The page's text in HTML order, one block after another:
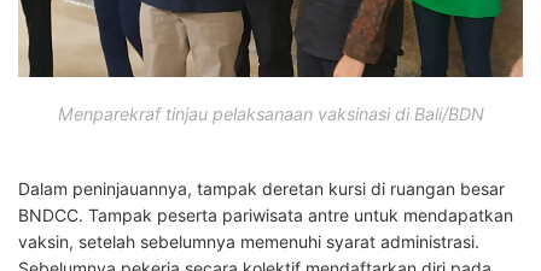
Menparekraf tinjau pelaksanaan vaksinasi di Bali/BDN
Dalam peninjauannya, tampak deretan kursi di ruangan besar
BNDCC. Tampak peserta pariwisata antre untuk mendapatkan
vaksin, setelah sebelumnya memenuhi syarat administrasi.